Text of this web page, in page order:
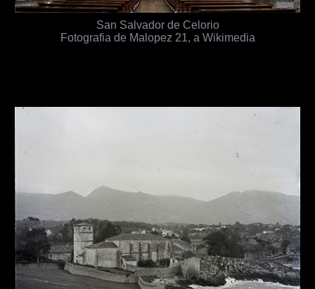
San Salvador de Celorio
Fotografia de Malopez 21, a Wikimedia